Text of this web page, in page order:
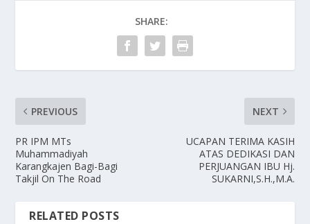
SHARE:
PREVIOUS
PR IPM MTs
Muhammadiyah
Karangkajen Bagi-Bagi
Takjil On The Road
NEXT
UCAPAN TERIMA KASIH
ATAS DEDIKASI DAN
PERJUANGAN IBU Hj.
SUKARNI,S.H.,M.A.
RELATED POSTS